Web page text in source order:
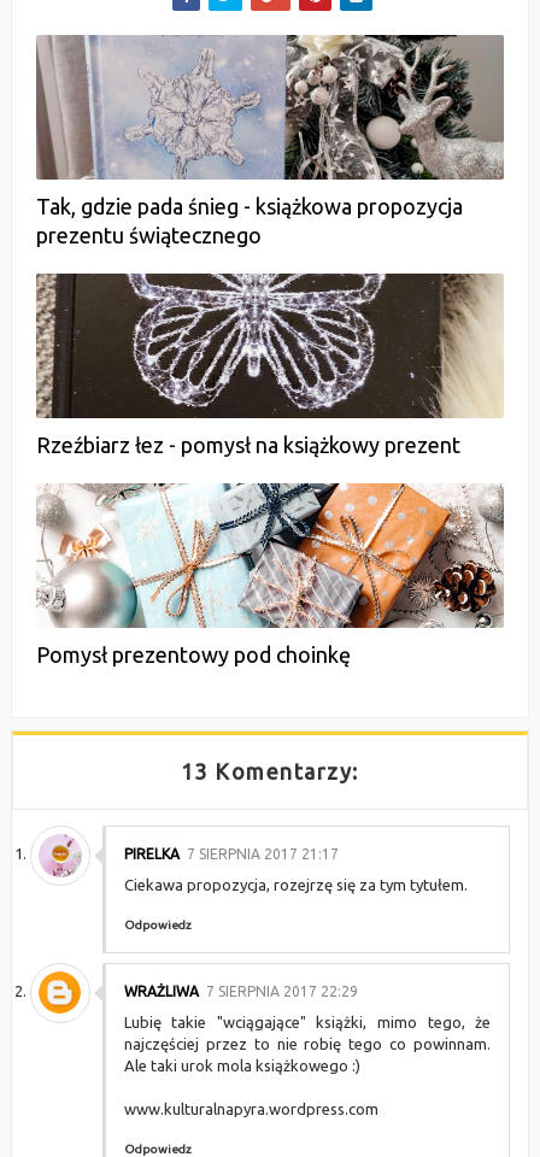
Tak, gdzie pada śnieg - książkowa propozycja
prezentu świątecznego
Rzeźbiarz łez - pomysł na książkowy prezent
Pomysł prezentowy pod choinkę
13 Komentarzy:
PIRELKA 7 SIERPNIA 2017 21:17
Ciekawa propozycja, rozejrzę się za tym tytułem.
Odpowiedz
WRAŻLIWA 7 SIERPNIA 2017 22:29
Lubię takie "wciągające" książki, mimo tego, że
najczęściej przez to nie robię tego co powinnam.
Ale taki urok mola książkowego :)
www.kulturalnapyra.wordpress.com
Odpowiedz